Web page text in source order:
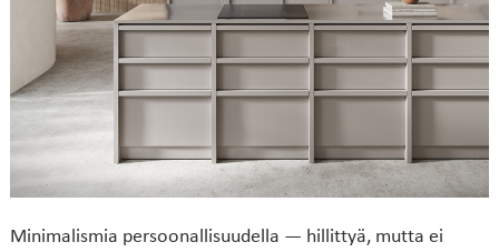
Minimalismia persoonallisuudella — hillittyä, mutta ei